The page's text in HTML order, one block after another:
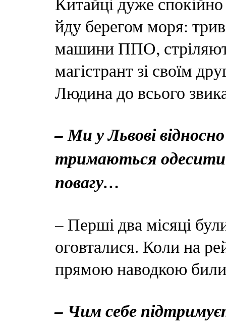
йду берегом моря:
машини ППО,
магістрант зі своїм
Людина до всього
– Ми у Львові
тримаються одесити
повагу…
– Перші два місяці
оговталися. Коли на
прямою наводкою
– Чим себе